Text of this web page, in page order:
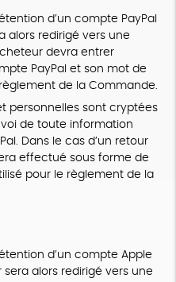
d’un compte PayPal
alors redirigé vers une
devra entrer
PayPal et son mot de
de la Commande.
personnelles sont cryptées
de toute information
Dans le cas d’un retour
effectué sous forme de
pour le règlement de la
d’un compte Apple
sera alors redirigé vers une